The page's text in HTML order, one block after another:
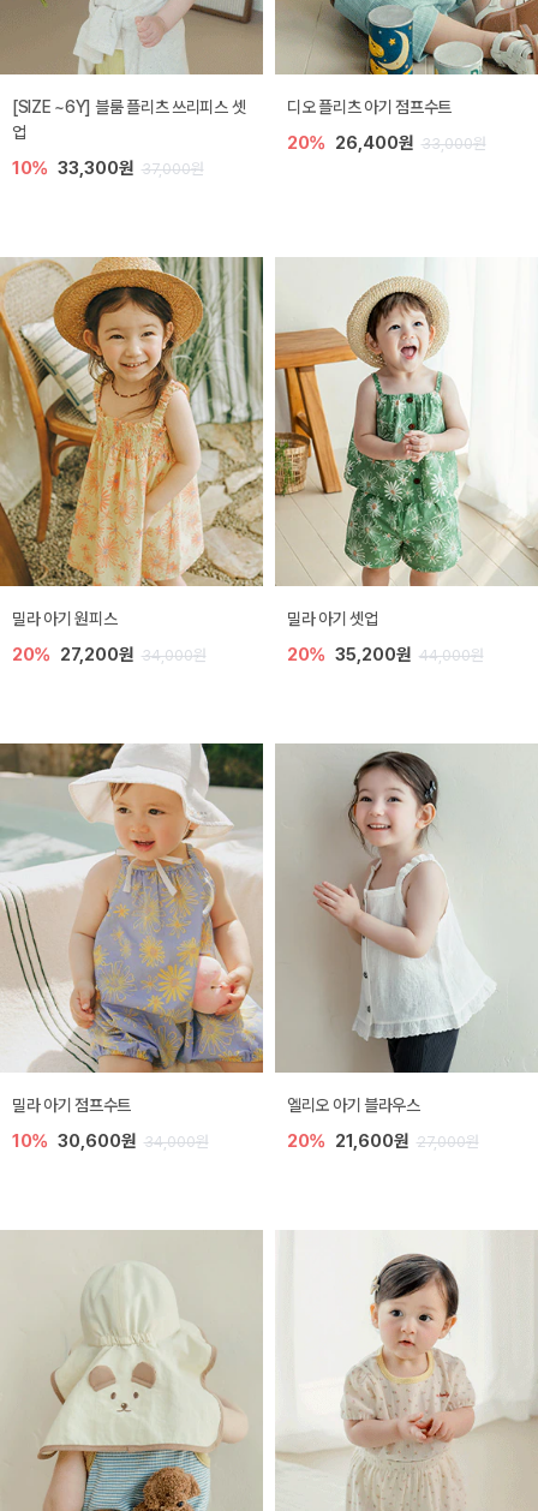
[SIZE ~6Y] 블룸 플리츠 쓰리피스 셋
업
10% 33,300원 37,000원
디오 플리츠 아기 점프수트
20% 26,400원 33,000원
밀라 아기 원피스
20% 27,200원 34,000원
밀라 아기 셋업
20% 35,200원 44,000원
밀라 아기 점프수트
10% 30,600원 34,000원
엘리오 아기 블라우스
20% 21,600원 27,000원